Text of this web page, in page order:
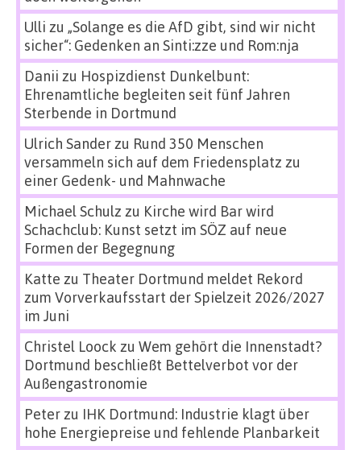
Ulli zu „Solange es die AfD gibt, sind wir nicht
sicher“: Gedenken an Sinti:zze und Rom:nja
Danii zu Hospizdienst Dunkelbunt:
Ehrenamtliche begleiten seit fünf Jahren
Sterbende in Dortmund
Ulrich Sanderzu Rund 350 Menschen
versammeln sich auf dem Friedensplatz zu
einer Gedenk- und Mahnwache
Michael Schulz zu Kirche wird Bar wird
Schachclub: Kunst setzt im SÖZ auf neue
Formen der Begegnung
Katte zu Theater Dortmund meldet Rekord
zum Vorverkaufsstart der Spielzeit 2026/2027
im Juni
Christel Loock zu Wem gehört die Innenstadt?
Dortmund beschließt Bettelverbot vor der
Außengastronomie
Peterzu IHK Dortmund: Industrie klagt über
hohe Energiepreise und fehlende Planbarkeit